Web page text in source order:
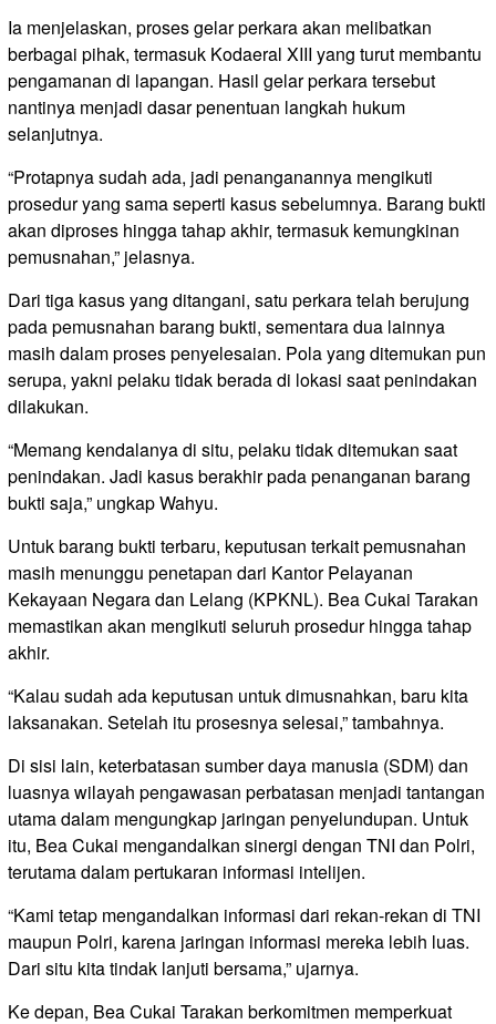
Ia menjelaskan, proses gelar perkara akan melibatkan
berbagai pihak, termasuk Kodaeral XIII yang turut membantu
pengamanan di lapangan. Hasil gelar perkara tersebut
nantinya menjadi dasar penentuan langkah hukum
selanjutnya.
“Protapnya sudah ada, jadi penanganannya mengikuti
prosedur yang sama seperti kasus sebelumnya. Barang bukti
akan diproses hingga tahap akhir, termasuk kemungkinan
pemusnahan,” jelasnya.
Dari tiga kasus yang ditangani, satu perkara telah berujung
pada pemusnahan barang bukti, sementara dua lainnya
masih dalam proses penyelesaian. Pola yang ditemukan pun
serupa, yakni pelaku tidak berada di lokasi saat penindakan
dilakukan.
“Memang kendalanya di situ, pelaku tidak ditemukan saat
penindakan. Jadi kasus berakhir pada penanganan barang
bukti saja,” ungkap Wahyu.
Untuk barang bukti terbaru, keputusan terkait pemusnahan
masih menunggu penetapan dari Kantor Pelayanan
Kekayaan Negara dan Lelang (KPKNL). Bea Cukai Tarakan
memastikan akan mengikuti seluruh prosedur hingga tahap
akhir.
“Kalau sudah ada keputusan untuk dimusnahkan, baru kita
laksanakan. Setelah itu prosesnya selesai,” tambahnya.
Di sisi lain, keterbatasan sumber daya manusia (SDM) dan
luasnya wilayah pengawasan perbatasan menjadi tantangan
utama dalam mengungkap jaringan penyelundupan. Untuk
itu, Bea Cukai mengandalkan sinergi dengan TNI dan Polri,
terutama dalam pertukaran informasi intelijen.
“Kami tetap mengandalkan informasi dari rekan-rekan di TNI
maupun Polri, karena jaringan informasi mereka lebih luas.
Dari situ kita tindak lanjuti bersama,” ujarnya.
Ke depan, Bea Cukai Tarakan berkomitmen memperkuat